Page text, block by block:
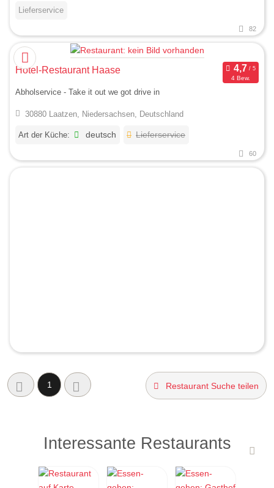
Lieferservice
82
Hotel-Restaurant Haase
4 Bew.
Abholservice - Take it out we got drive in
30880 Laatzen, Niedersachsen, Deutschland
Art der Küche: deutsch Lieferservice
60
1 Restaurant Suche teilen
Interessante Restaurants